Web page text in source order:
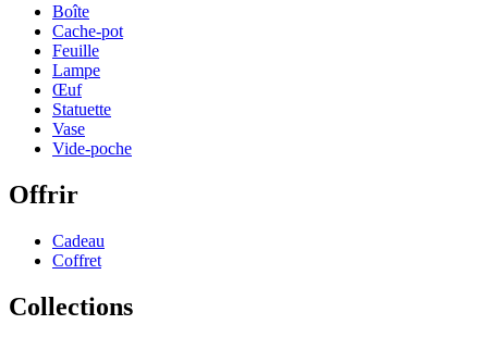
Boîte
Cache-pot
Feuille
Lampe
Œuf
Statuette
Vase
Vide-poche
Offrir
Cadeau
Coffret
Collections